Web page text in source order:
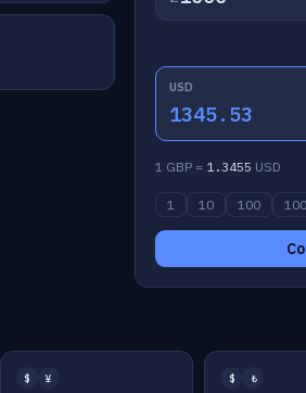
USD
1345.53
1 GBP = 1.3455 USD
1 10 100
$ ¥ $ ₺